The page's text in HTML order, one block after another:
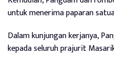
untuk menerima paparan
Dalam kunjungan kerjanya,
kepada seluruh prajurit